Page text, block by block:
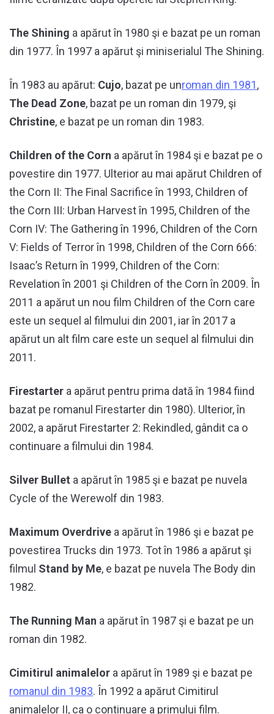
The Shining a apărut în 1980 şi e bazat pe un roman
din 1977. În 1997 a apărut şi miniserialul The Shining.
În 1983 au apărut: Cujo, bazat pe unroman din 1981,
The Dead Zone, bazat pe un roman din 1979, şi
Christine, e bazat pe un roman din 1983.
Children of the Corn a apărut în 1984 şi e bazat pe o
povestire din 1977. Ulterior au mai apărut Children of
the Corn II: The Final Sacrifice în 1993, Children of
the Corn III: Urban Harvest în 1995, Children of the
Corn IV: The Gathering în 1996, Children of the Corn
V: Fields of Terror în 1998, Children of the Corn 666:
Isaac’s Return în 1999, Children of the Corn:
Revelation în 2001 şi Children of the Corn în 2009. În
2011 a apărut un nou film Children of the Corn care
este un sequel al filmului din 2001, iar în 2017 a
apărut un alt film care este un sequel al filmului din
2011.
Firestarter a apărut pentru prima dată în 1984 fiind
bazat pe romanul Firestarter din 1980). Ulterior, în
2002, a apărut Firestarter 2: Rekindled, gândit ca o
continuare a filmului din 1984.
Silver Bullet a apărut în 1985 şi e bazat pe nuvela
Cycle of the Werewolf din 1983.
Maximum Overdrive a apărut în 1986 şi e bazat pe
povestirea Trucks din 1973. Tot în 1986 a apărut şi
filmul Stand by Me, e bazat pe nuvela The Body din
1982.
The Running Man a apărut în 1987 şi e bazat pe un
roman din 1982.
Cimitirul animalelor a apărut în 1989 şi e bazat pe
romanul din 1983. În 1992 a apărut Cimitirul
animalelor II, ca o continuare a primului film.